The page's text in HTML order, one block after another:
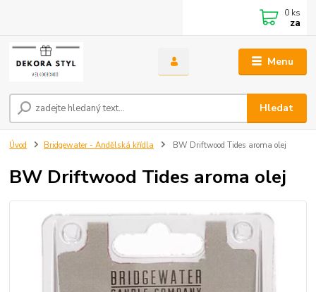
Menu
Hledat
0 ks
za
Úvod Bridgewater - Andělská křídla BW Driftwood Tides aroma olej
BW Driftwood Tides aroma olej